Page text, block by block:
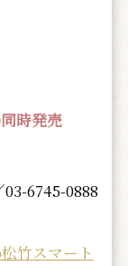
時発売
6745-0888
竹スマート